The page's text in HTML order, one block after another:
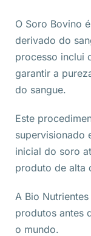
O Soro Bovino
derivado do
processo inclui
garantir a
do sangue.
Este
supervisionado
inicial do soro
produto de alta
A Bio
produtos antes
o mundo.